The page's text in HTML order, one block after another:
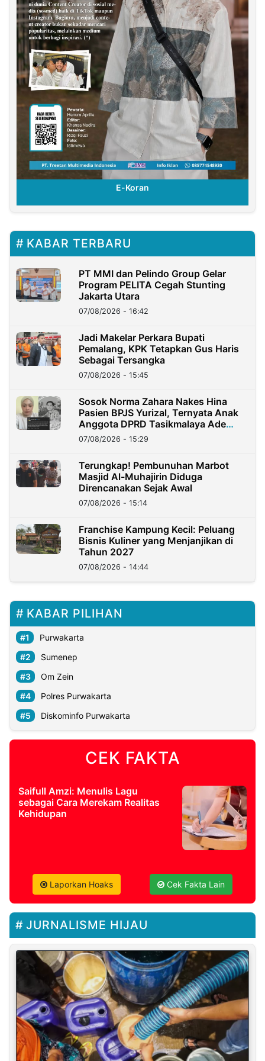
E-Koran
KABAR TERBARU
PT MMI dan Pelindo Group Gelar
Program PELITA Cegah Stunting
Jakarta Utara
07/08/2026 - 16:42
Jadi Makelar Perkara Bupati
Pemalang, KPK Tetapkan Gus Haris
Sebagai Tersangka
07/08/2026 - 15:45
Sosok Norma Zahara Nakes Hina
Pasien BPJS Yurizal, Ternyata Anak
Anggota DPRD Tasikmalaya Ade
Lukman
07/08/2026 - 15:29
Terungkap! Pembunuhan Marbot
Masjid Al-Muhajirin Diduga
Direncanakan Sejak Awal
07/08/2026 - 15:14
Franchise Kampung Kecil: Peluang
Bisnis Kuliner yang Menjanjikan di
Tahun 2027
07/08/2026 - 14:44
KABAR PILIHAN
Purwakarta
Sumenep
Om Zein
Polres Purwakarta
Diskominfo Purwakarta
CEK FAKTA
Saifull Amzi: Menulis Lagu
sebagai Cara Merekam Realitas
Kehidupan
Laporkan Hoaks Cek Fakta Lain
JURNALISME HIJAU